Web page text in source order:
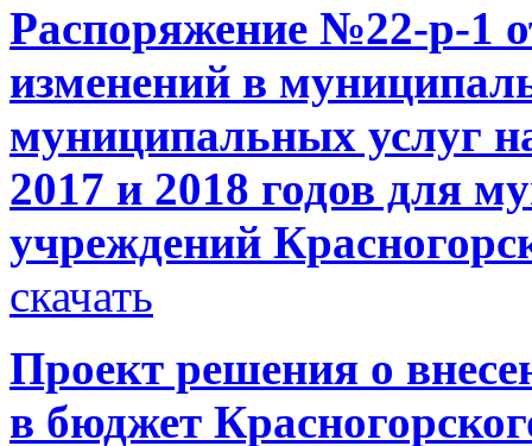
Распоряжение №22-р-1
изменений в
муниципальных услуг
2017 и 2018 годов для
учреждений
скачать
Проект решения о
в бюджет